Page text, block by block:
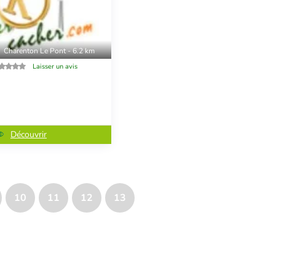
Charenton Le Pont - 6.2 km
Laisser un avis
Découvrir
10 11 12 13